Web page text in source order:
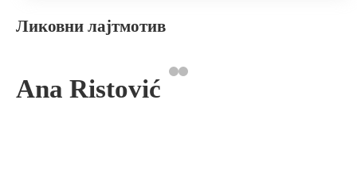
Ликовни лајтмотив
Ana Ristović